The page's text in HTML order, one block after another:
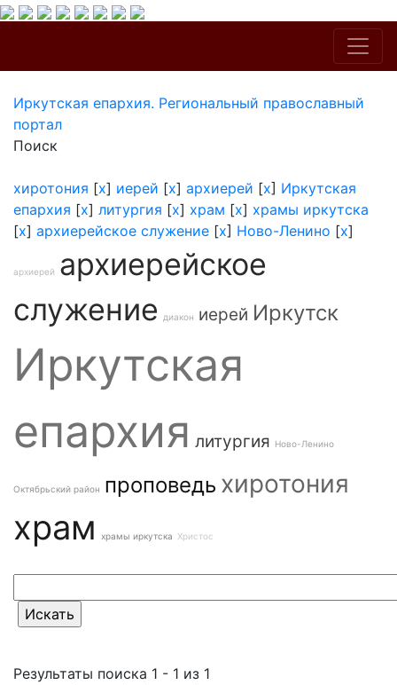
Иркутская епархия. Региональный православный
портал
Поиск
хиротония [x] иерей [x] архиерей [x] Иркутская
епархия [x] литургия [x] храм [x] храмы иркутска
[x] архиерейское служение [x] Ново-Ленино [x]
архиерей архиерейское
служение
диакон иерей Иркутск
Иркутская
епархия литургия Ново-Ленино
Октябрьский район проповедь хиротония
храм храмы иркутска Христос
Результаты поиска 1 - 1 из 1